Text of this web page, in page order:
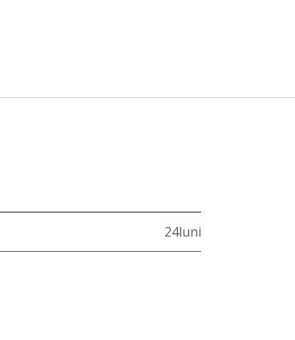
24luni